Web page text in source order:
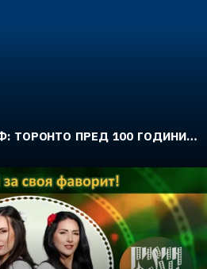
ТОРОНТО ПРЕД 100 ГОДИНИ…